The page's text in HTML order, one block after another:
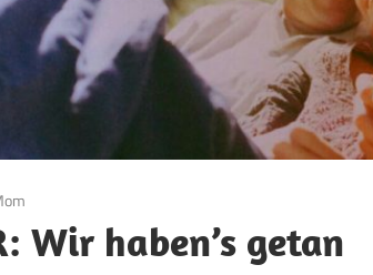
Wir haben’s getan